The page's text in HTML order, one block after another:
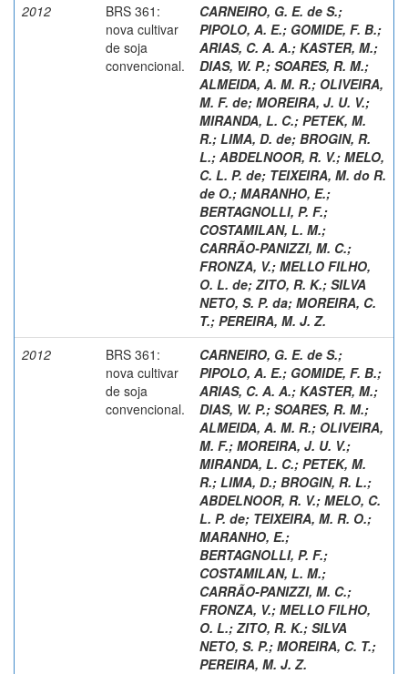
2012
BRS 361:
nova cultivar
de soja
convencional.
CARNEIRO, G. E. de S.;
PIPOLO, A. E.; GOMIDE, F. B.;
ARIAS, C. A. A.; KASTER, M.;
DIAS, W. P.; SOARES, R. M.;
ALMEIDA, A. M. R.; OLIVEIRA,
M. F. de; MOREIRA, J. U. V.;
MIRANDA, L. C.; PETEK, M.
R.; LIMA, D. de; BROGIN, R.
L.; ABDELNOOR, R. V.; MELO,
C. L. P. de; TEIXEIRA, M. do R.
de O.; MARANHO, E.;
BERTAGNOLLI, P. F.;
COSTAMILAN, L. M.;
CARRÃO-PANIZZI, M. C.;
FRONZA, V.; MELLO FILHO,
O. L. de; ZITO, R. K.; SILVA
NETO, S. P. da; MOREIRA, C.
T.; PEREIRA, M. J. Z.
2012
BRS 361:
nova cultivar
de soja
convencional.
CARNEIRO, G. E. de S.;
PIPOLO, A. E.; GOMIDE, F. B.;
ARIAS, C. A. A.; KASTER, M.;
DIAS, W. P.; SOARES, R. M.;
ALMEIDA, A. M. R.; OLIVEIRA,
M. F.; MOREIRA, J. U. V.;
MIRANDA, L. C.; PETEK, M.
R.; LIMA, D.; BROGIN, R. L.;
ABDELNOOR, R. V.; MELO, C.
L. P. de; TEIXEIRA, M. R. O.;
MARANHO, E.;
BERTAGNOLLI, P. F.;
COSTAMILAN, L. M.;
CARRÃO-PANIZZI, M. C.;
FRONZA, V.; MELLO FILHO,
O. L.; ZITO, R. K.; SILVA
NETO, S. P.; MOREIRA, C. T.;
PEREIRA, M. J. Z.